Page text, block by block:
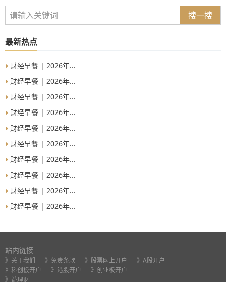
搜一搜
最新热点
财经早餐 | 2026年...
财经早餐 | 2026年...
财经早餐 | 2026年...
财经早餐 | 2026年...
财经早餐 | 2026年...
财经早餐 | 2026年...
财经早餐 | 2026年...
财经早餐 | 2026年...
财经早餐 | 2026年...
财经早餐 | 2026年...
站内链接
》关于我们 》免责条款 》股票网上开户
》A股开户
》科创板开户
》港股开户
》创业板开户
》益理财